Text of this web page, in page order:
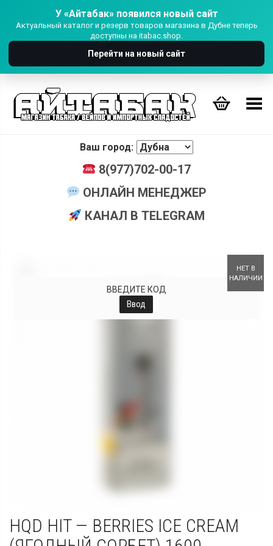
У «Айтабак» появился новый сайт
Актуальный каталог и резерв товаров магазина в Дубне теперь
доступны на itabac.shop.
Перейти на новый сайт
Переключить Меню
Ваш город:
8(977)702-00-17
ОНЛАЙН МЕНЕДЖЕР
КАНАЛ В TELEGRAM
НЕТ В
НАЛИЧИИ
ВВЕДИТЕ КОД
Ввод
HQD HIT — BERRIES ICE CREAM